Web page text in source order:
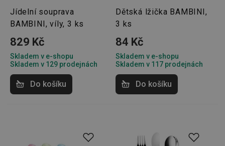
Jídelní souprava
BAMBINI, víly, 3 ks
829 Kč
Skladem v e-shopu
Skladem v 129 prodejnách
Do košíku
Dětská lžička BAMBINI,
3 ks
84 Kč
Skladem v e-shopu
Skladem v 117 prodejnách
Do košíku